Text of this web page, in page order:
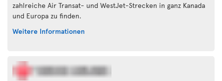
zahlreiche Air Transat- und WestJet-Strecken in ganz Kanada
und Europa zu finden.
Weitere Informationen